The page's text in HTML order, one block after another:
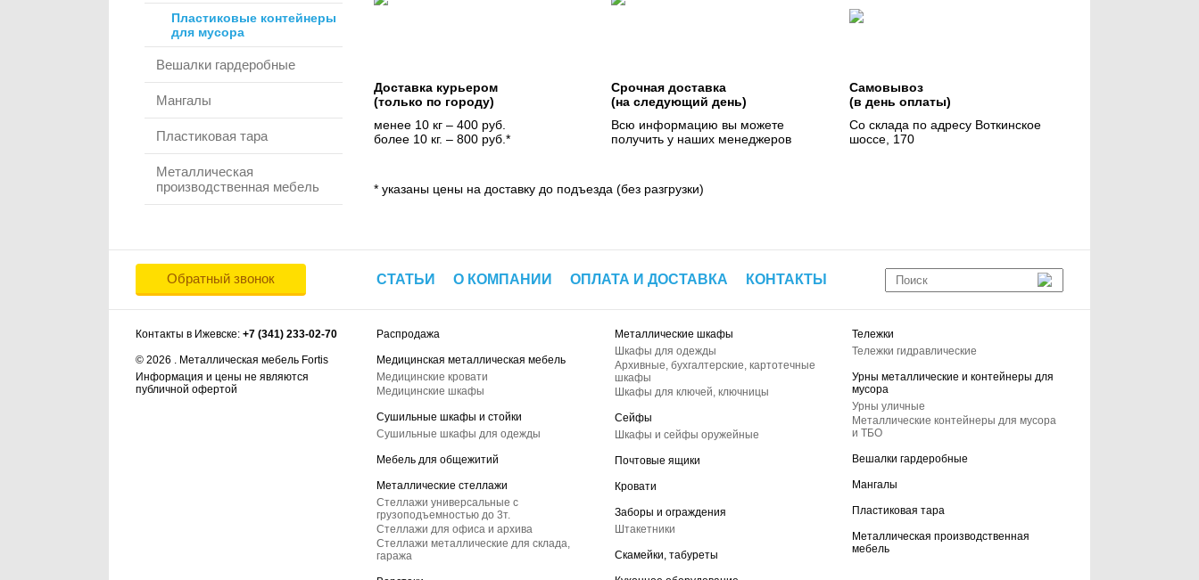
Пластиковые контейнеры
для мусора
Вешалки гардеробные
Мангалы
Пластиковая тара
Металлическая
производственная мебель
Доставка курьером
(только по городу)
менее 10 кг – 400 руб.
более 10 кг. – 800 руб.*
Срочная доставка
(на следующий день)
Всю информацию вы можете
получить у наших менеджеров
Самовывоз
(в день оплаты)
Со склада по адресу Воткинское
шоссе, 170
* указаны цены на доставку до подъезда (без разгрузки)
Обратный звонок СТАТЬИ О КОМПАНИИ ОПЛАТА И ДОСТАВКА КОНТАКТЫ
Контакты в Ижевске: +7 (341) 233-02-70
© 2026 . Металлическая мебель Fortis
Информация и цены не являются
публичной офертой
Распродажа
Медицинская металлическая мебель
Медицинские кровати
Медицинские шкафы
Сушильные шкафы и стойки
Сушильные шкафы для одежды
Мебель для общежитий
Металлические стеллажи
Стеллажи универсальные с
грузоподъемностью до 3т.
Стеллажи для офиса и архива
Стеллажи металлические для склада,
гаража
Металлические шкафы
Шкафы для одежды
Архивные, бухгалтерские, картотечные
шкафы
Шкафы для ключей, ключницы
Сейфы
Шкафы и сейфы оружейные
Почтовые ящики
Кровати
Заборы и ограждения
Штакетники
Скамейки, табуреты
Тележки
Тележки гидравлические
Урны металлические и контейнеры для
мусора
Урны уличные
Металлические контейнеры для мусора
и ТБО
Вешалки гардеробные
Мангалы
Пластиковая тара
Металлическая производственная
мебель